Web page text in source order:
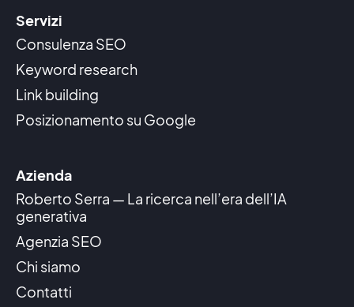
Servizi
Consulenza SEO
Keyword research
Link building
Posizionamento su Google
Azienda
Roberto Serra — La ricerca nell’era dell’IA
generativa
Agenzia SEO
Chi siamo
Contatti